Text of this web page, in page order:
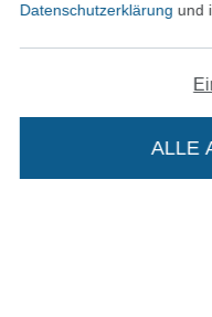
Bestellung
Datenschutzerklärung und
ALLE